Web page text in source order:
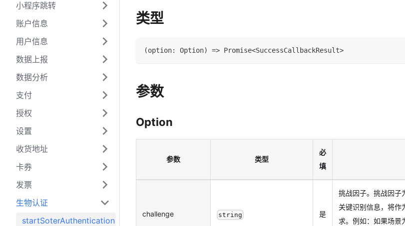
小程序跳转
账户信息
用户信息
数据上报
数据分析
支付
授权
设置
收货地址
卡券
发票
生物认证
startSoterAuthentication
类型
(option: Option) => Promise<SuccessCallbackResult>
参数
Option
参数 类型
必
填
challenge string 是
挑战因子。挑战因子
关键识别信息，将作
求。例如：如果场景